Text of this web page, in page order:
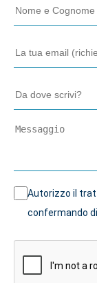
Autorizzo il
confermando